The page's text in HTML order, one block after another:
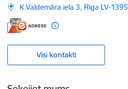
K.Valdemāra iela 3, Rīga LV-1395
Visi kontakti